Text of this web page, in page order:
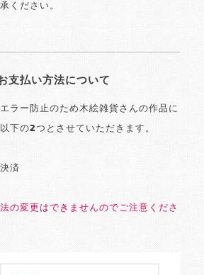
ください。
支払い方法について
ラー防止のため木絵雑貨さんの作品に
下の2つとさせていただきます。
済
の変更はできませんのでご注意くださ